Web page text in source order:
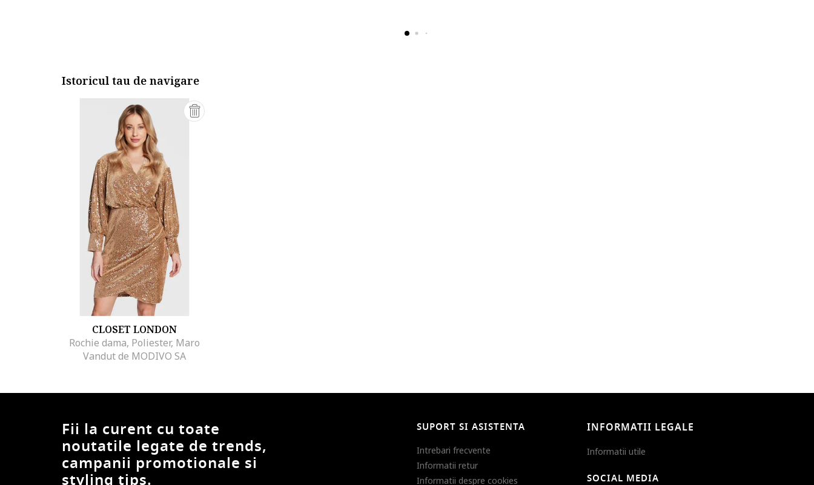
Istoricul tau de navigare
CLOSET LONDON
Rochie dama, Poliester, Maro
Vandut de MODIVO SA
Fii la curent cu toate
noutatile legate de trends,
campanii promotionale si
styling tips.
SUPORT SI ASISTENTA
Intrebari frecvente
Informatii retur
Informatii despre cookies
INFORMATII LEGALE
Informatii utile
SOCIAL MEDIA